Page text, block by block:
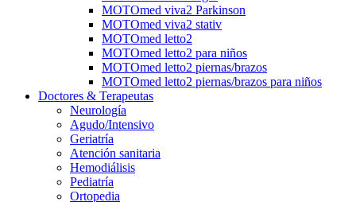
MOTOmed viva2 Parkinson
MOTOmed viva2 stativ
MOTOmed letto2
MOTOmed letto2 para niños
MOTOmed letto2 piernas/brazos
MOTOmed letto2 piernas/brazos para niños
Doctores & Terapeutas
Neurología
Agudo/Intensivo
Geriatría
Atención sanitaria
Hemodiálisis
Pediatría
Ortopedia